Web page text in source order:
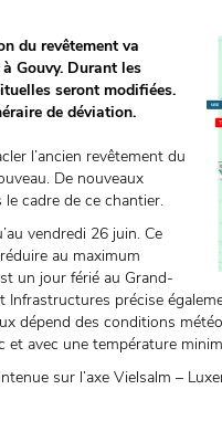
du revêtement va
Gouvy. Durant les
seront modifiées.
de déviation.
l’ancien revêtement du
De nouveaux
cadre de ce chantier.
vendredi 26 juin. Ce
au maximum
un jour férié au Grand-
précise
dépend des conditions
avec une température
sur l’axe Vielsalm –